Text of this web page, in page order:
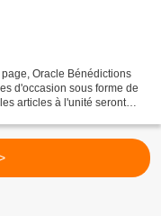
Oracle Bénédictions
d'occasion sous forme de
articles à l'unité seront